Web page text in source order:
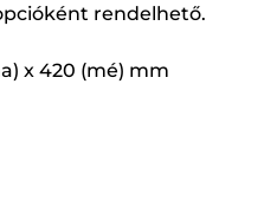
rendelhető.
x 420 (mé) mm